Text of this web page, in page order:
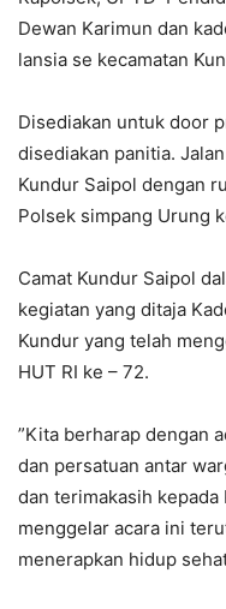
Dewan Karimun dan
lansia se kecamatan
Disediakan untuk door
disediakan panitia.
Kundur Saipol dengan
Polsek simpang Urung
Camat Kundur Saipol
kegiatan yang ditaja
Kundur yang telah
HUT RI ke – 72.
”Kita berharap dengan
dan persatuan antar
dan terimakasih kepada
menggelar acara ini
menerapkan hidup